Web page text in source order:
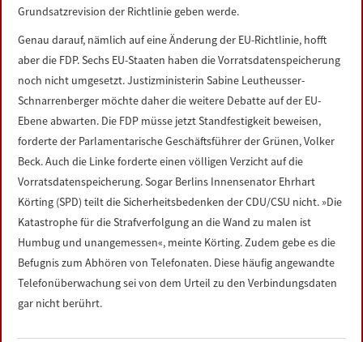
Grundsatzrevision der Richtlinie geben werde.
Genau darauf, nämlich auf eine Änderung der EU-Richtlinie, hofft
aber die FDP. Sechs EU-Staaten haben die Vorratsdatenspeicherung
noch nicht umgesetzt. Justizministerin Sabine Leutheusser-
Schnarrenberger möchte daher die weitere Debatte auf der EU-
Ebene abwarten. Die FDP müsse jetzt Standfestigkeit beweisen,
forderte der Parlamentarische Geschäftsführer der Grünen, Volker
Beck. Auch die Linke forderte einen völligen Verzicht auf die
Vorratsdatenspeicherung. Sogar Berlins Innensenator Ehrhart
Körting (SPD) teilt die Sicherheitsbedenken der CDU/CSU nicht. »Die
Katastrophe für die Strafverfolgung an die Wand zu malen ist
Humbug und unangemessen«, meinte Körting. Zudem gebe es die
Befugnis zum Abhören von Telefonaten. Diese häufig angewandte
Telefonüberwachung sei von dem Urteil zu den Verbindungsdaten
gar nicht berührt.